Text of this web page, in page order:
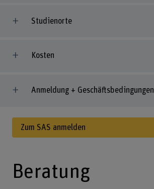
Studienorte
Kosten
Anmeldung + Geschäftsbedingungen
Zum SAS anmelden
Beratung